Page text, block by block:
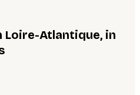
Loire-Atlantique, in